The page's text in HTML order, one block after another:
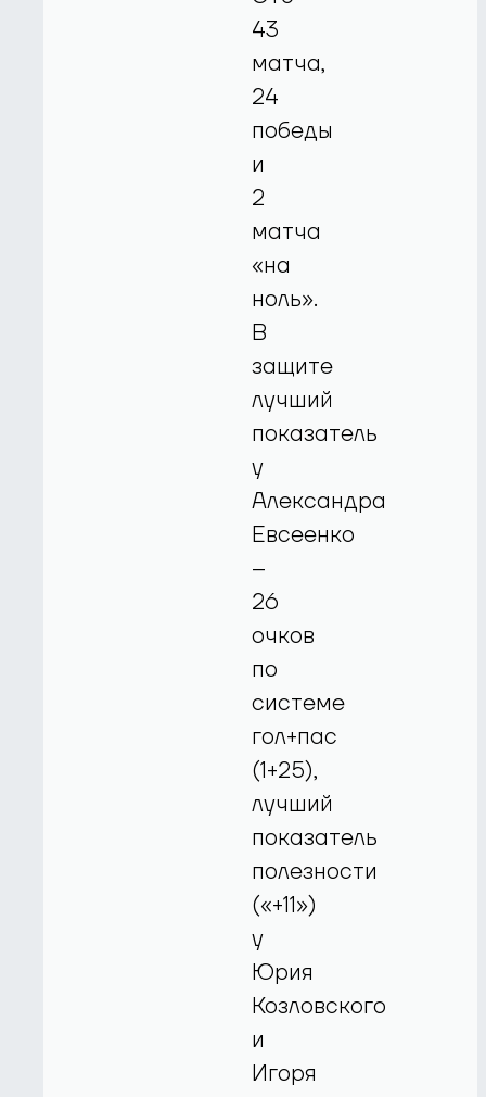
43
матча,
24
победы
и
2
матча
«на
ноль».
В
защите
лучший
показатель
у
Александра
Евсеенко
–
26
очков
по
системе
гол+пас
(1+25),
лучший
показатель
полезности
(«+11»)
у
Юрия
Козловского
и
Игоря